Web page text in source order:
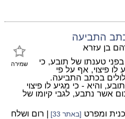
התביעה
שמירה
בן עזרא
טענתו של תובע, כי
לו פיצוי, אף על פי
בכתב התביעה.
והיא - כי מגיע לו פיצוי
אשר נתבע, לגבי קיומו של
ומפרט [באתר 33] | רום ושלח